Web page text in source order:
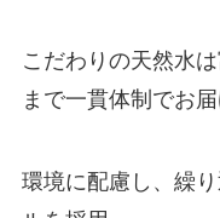
こだわりの天然水
まで一貫体制でお
環境に配慮し、繰